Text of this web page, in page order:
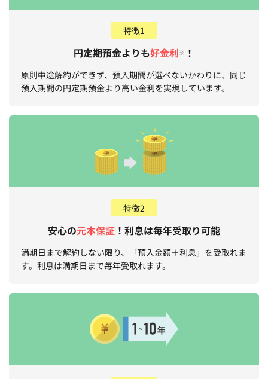
特徴1
円定期預金よりも好金利※ ！
原則中途解約ができず、預入期間が選べないかわりに、同じ
預入期間の円定期預金より高い金利を実現しています。
特徴2
安心の元本保証 ！利息は毎年受取り可能
満期日まで解約しない限り、「預入金額＋利息」を受取れま
す。利息は満期日まで毎年受取れます。